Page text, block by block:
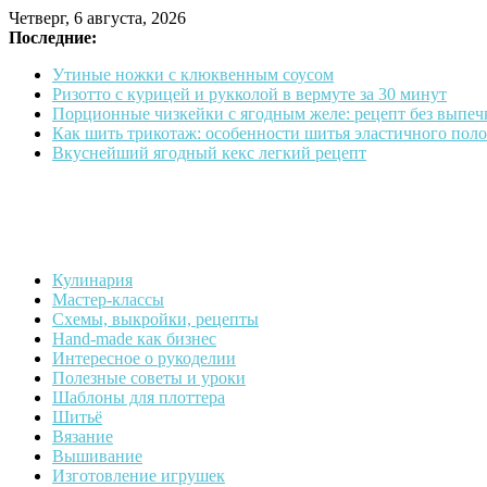
Skip
to
Четверг, 6 августа, 2026
Последние:
Утиные ножки с клюквенным соусом
Ризотто с курицей и рукколой в вермуте за 30 минут
Порционные чизкейки с ягодным желе: рецепт без
Как шить трикотаж: особенности шитья эластичного
Вкуснейший ягодный кекс легкий рецепт
Страна
увлечений
рукоделии
Кулинария
Мастер-классы
Схемы, выкройки, рецепты
Hand-made как бизнес
Интересное о рукоделии
Полезные советы и уроки
Шаблоны для плоттера
Шитьё
Вязание
Вышивание
Изготовление игрушек